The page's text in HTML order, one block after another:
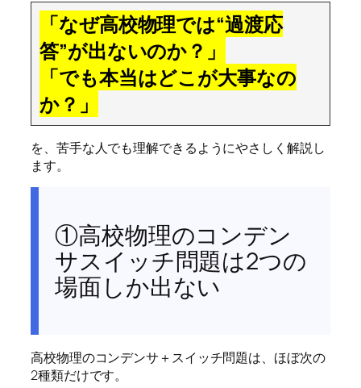
「なぜ高校物理では“過渡応
答”が出ないのか？」
「でも本当はどこが大事なの
か？」
を、苦手な人でも理解できるようにやさしく解説し
ます。
①高校物理のコンデン
サスイッチ問題は2つの
場面しか出ない
高校物理のコンデンサ＋スイッチ問題は、ほぼ次の
2種類だけです。